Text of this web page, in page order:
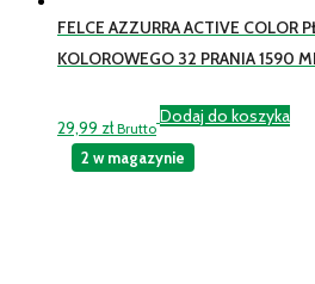
FELCE AZZURRA ACTIVE COLOR
KOLOROWEGO 32 PRANIA 1590
29,99 zł Brutto
Dodaj do koszyka
2 w magazynie